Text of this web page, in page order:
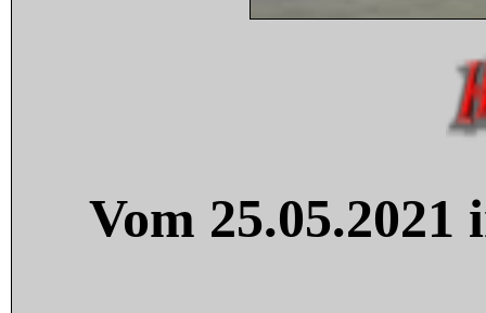
Vom